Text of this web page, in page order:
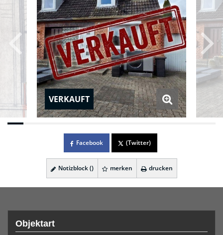
VERKAUFT
Facebook (Twitter)
Notizblock () merken drucken
Objektart